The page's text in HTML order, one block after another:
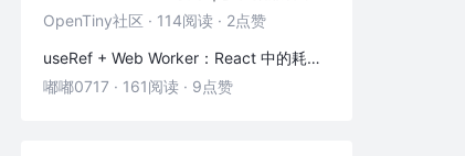
OpenTiny社区 · 114阅读 · 2点赞
useRef + Web Worker：React 中的耗时计算不卡页面
嘟嘟0717 · 161阅读 · 9点赞